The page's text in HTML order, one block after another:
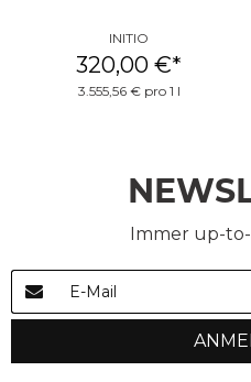
INITIO
320,00 €*
3.555,56 € pro 1 l
Immer up-